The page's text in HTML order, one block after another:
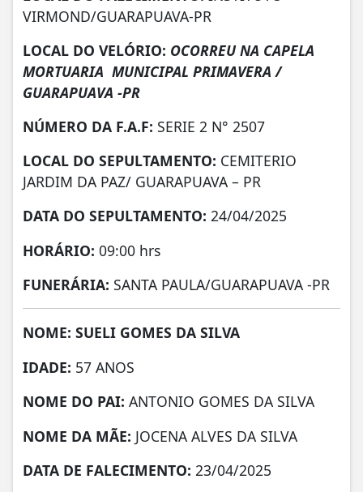
VIRMOND/GUARAPUAVA-PR
LOCAL DO VELÓRIO: OCORREU NA CAPELA
MORTUARIA MUNICIPAL PRIMAVERA /
GUARAPUAVA -PR
NÚMERO DA F.A.F: SERIE 2 N° 2507
LOCAL DO SEPULTAMENTO: CEMITERIO
JARDIM DA PAZ/ GUARAPUAVA – PR
DATA DO SEPULTAMENTO: 24/04/2025
HORÁRIO: 09:00 hrs
FUNERÁRIA: SANTA PAULA/GUARAPUAVA -PR
NOME: SUELI GOMES DA SILVA
IDADE: 57 ANOS
NOME DO PAI: ANTONIO GOMES DA SILVA
NOME DA MÃE: JOCENA ALVES DA SILVA
DATA DE FALECIMENTO: 23/04/2025